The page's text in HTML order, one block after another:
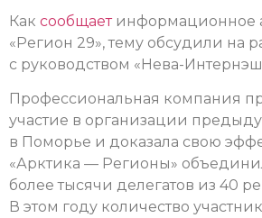
Как сообщаетинформационное
«Регион 29», тему обсудили на
с руководством «Нева-
Профессиональная компания
участие в организации
в Поморье и доказала свою
«Арктика — Регионы»
более тысячи делегатов из 40
В этом году количество